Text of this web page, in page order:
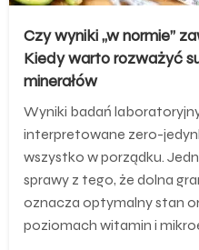
Czy wyniki „w normie”
Kiedy warto rozważyć
minerałów
Wyniki badań
interpretowane zero-
wszystko w porządku.
sprawy z tego, że dolna
oznacza optymalny stan
poziomach witamin i